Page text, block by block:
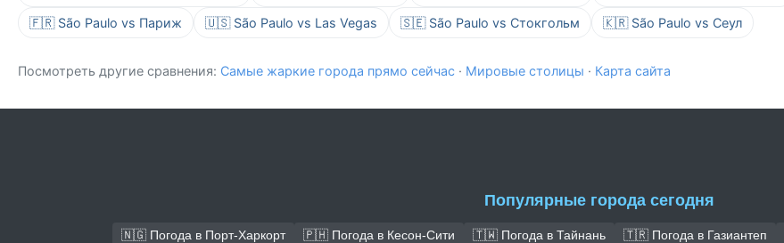
🇫🇷 São Paulo vs Париж 🇺🇸 São Paulo vs Las Vegas 🇸🇪 São Paulo vs Стокгольм 🇰🇷 São Paulo vs Сеул
Посмотреть другие сравнения: Самые жаркие города прямо сейчас · Мировые столицы · Карта сайта
Популярные города сегодня
🇳🇬 Погода в Порт-Харкорт 🇵🇭 Погода в Кесон-Сити 🇹🇼 Погода в Тайнань 🇹🇷 Погода в Газиантеп